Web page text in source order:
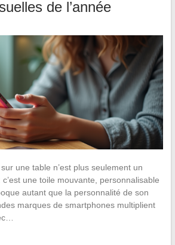
de l’année
une table n’est plus seulement un
une toile mouvante, personnalisable
autant que la personnalité de son
marques de smartphones multiplient